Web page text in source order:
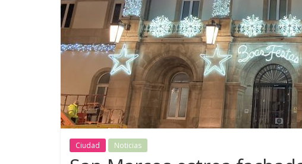
Ciudad Noticias